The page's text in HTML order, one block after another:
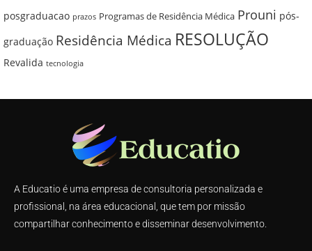
posgraduacao prazos Programas de Residência Médica Prouni pós-
graduação Residência Médica RESOLUÇÃO
Revalida tecnologia
A Educatio é uma empresa de consultoria personalizada e
profissional, na área educacional, que tem por missão
compartilhar conhecimento e disseminar desenvolvimento.